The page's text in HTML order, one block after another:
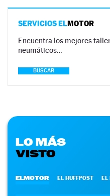
SERVICIOS ELMOTOR
Encuentra los mejores
neumáticos…
BUSCAR
LO MÁS
VISTO
ELMOTOR EL HUFFPOST EL